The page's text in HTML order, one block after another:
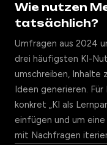
Wie nutzen
tatsächlich?
Umfragen aus 2024
drei häufigsten KI-
umschreiben, Inhalte
Ideen generieren.
konkret „KI als
einfügen und um
mit Nachfragen